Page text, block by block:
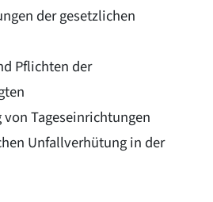
der gesetzlichen
Pflichten der
Tageseinrichtungen
Unfallverhütung in der